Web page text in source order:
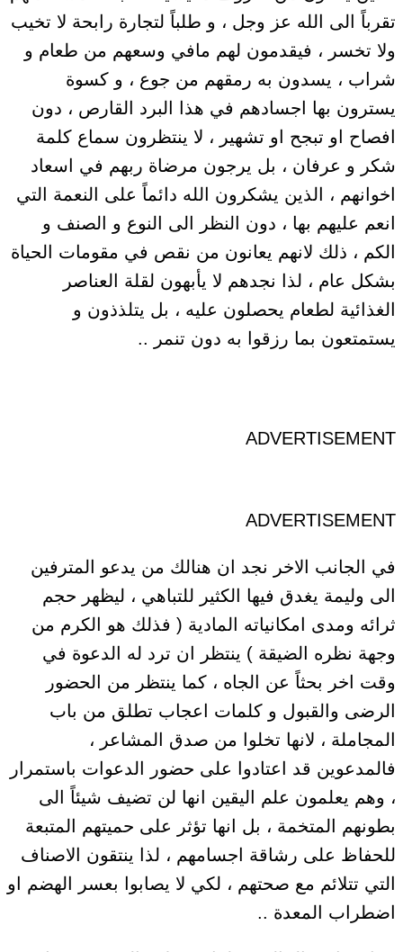
تقرباً الى الله عز وجل ، و طلباً لتجارة رابحة لا تخيب
ولا تخسر ، فيقدمون لهم مافي وسعهم من طعام و
شراب ، يسدون به رمقهم من جوع ، و كسوة
يسترون بها اجسادهم في هذا البرد القارص ، دون
افصاح او تبجح او تشهير ، لا ينتظرون سماع كلمة
شكر و عرفان ، بل يرجون مرضاة ربهم في اسعاد
اخوانهم ، الذين يشكرون الله دائماً على النعمة التي
انعم عليهم بها ، دون النظر الى النوع و الصنف و
الكم ، ذلك لانهم يعانون من نقص في مقومات الحياة
بشكل عام ، لذا نجدهم لا يأبهون لقلة العناصر
الغذائية لطعام يحصلون عليه ، بل يتلذذون و
يستمتعون بما رزقوا به دون تنمر ..
ADVERTISEMENT
ADVERTISEMENT
في الجانب الاخر نجد ان هنالك من يدعو المترفين
الى وليمة يغدق فيها الكثير للتباهي ، ليظهر حجم
ثرائه ومدى امكانياته المادية ( فذلك هو الكرم من
وجهة نظره الضيقة ) ينتظر ان ترد له الدعوة في
وقت اخر بحثاً عن الجاه ، كما ينتظر من الحضور
الرضى والقبول و كلمات اعجاب تطلق من باب
المجاملة ، لانها تخلوا من صدق المشاعر ،
فالمدعوين قد اعتادوا على حضور الدعوات باستمرار
، وهم يعلمون علم اليقين انها لن تضيف شيئاً الى
بطونهم المتخمة ، بل انها تؤثر على حميتهم المتبعة
للحفاظ على رشاقة اجسامهم ، لذا ينتقون الاصناف
التي تتلائم مع صحتهم ، لكي لا يصابوا بعسر الهضم او
اضطراب المعدة ..